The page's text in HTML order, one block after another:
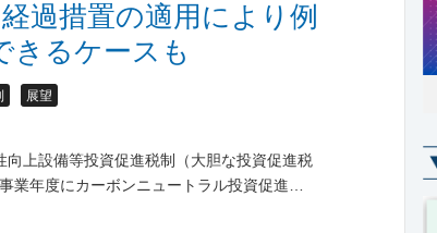
過措置の適用により例
きるケースも
展望
上設備等投資促進税制（大胆な投資促進税
業年度にカーボンニュートラル投資促進…